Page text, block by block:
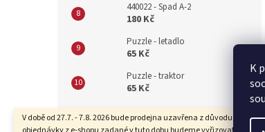
K
V době od 27.7. - 7.8. 2026 bude prodejna uzavřena z důvodu
440022 - Spad A-2
180 Kč
Puzzle - letadlo
65 Kč
Puzzle - traktor
65 Kč